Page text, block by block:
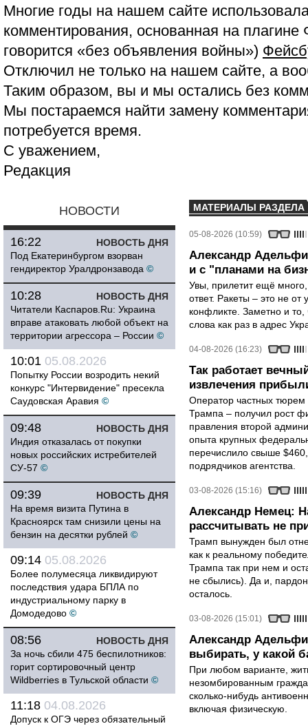
Многие годы на нашем сайте
комментирования, основанная на
говорится «без объявления войны»)
Отключил не только на нашем сайте, а
Таким образом, вы и мы остались без
Мы постараемся найти замену
потребуется время.
С уважением,
Редакция
НОВОСТИ
НОВОСТЬ ДНЯ
16:22
Под Екатеринбургом взорван
гендиректор Уралдронзавода ©
НОВОСТЬ ДНЯ
10:28
Читатели Каспаров.Ru: Украина
вправе атаковать любой объект на
территории агрессора – России ©
10:01 05.08.2026
Попытку России возродить некий
конкурс "Интервидение" пресекла
Саудовская Аравия ©
НОВОСТЬ ДНЯ
09:48
Индия отказалась от покупки
новых российских истребителей
СУ-57 ©
НОВОСТЬ ДНЯ
09:39
На время визита Путина в
Красноярск там снизили цены на
бензин на десятки рублей ©
09:14 05.08.2026
Более полумесяца ликвидируют
последствия удара БПЛА по
индустриальному парку в
Домодедово ©
НОВОСТЬ ДНЯ
08:56
За ночь сбили 475 беспилотников:
горит сортировочный центр
Wildberries в Тульской области ©
11:18 04.08.2026
Допуск к ОГЭ через обязательный
МАТЕРИАЛЫ РАЗДЕЛА
05-08-2026 (10:59)
Александр
и с "планами на
Увы, прилетит ещё
ответ. Ракеты – это не от
конфликте. Заметно и
слова как раз в адрес
04-08-2026 (16:23)
Так работает
извлечения
Оператор частных тюрем
Трампа – получил рост
правления второй
опыта крупных
перечислило свыше
подрядчиков агентства.
03-08-2026 (15:16)
Александр Немец:
рассчитывать не
Трамп вынужден был
как к реальному
Трампа так при нем и
не сбылись). Да и,
осталось.
03-08-2026 (15:01)
Александр
выбирать, у какой
При любом варианте,
незомбированным
сколько-нибудь
включая физическую.